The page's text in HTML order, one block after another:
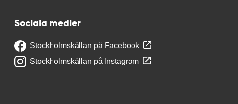
Sociala medier
Stockholmskällan på Facebook
Stockholmskällan på Instagram